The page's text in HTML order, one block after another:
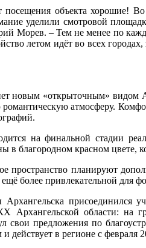
посещения объекта хорошие!
уделили смотровой
Морев. – Тем не менее по
летом идёт во всех
новым «открыточным» видом
романтическую атмосферу.
на финальной стадии
в благородном красном цвете,
пространство планируют
более привлекательной для
Архангельска
области: на
свои предложения по
действует в регионе с февраля